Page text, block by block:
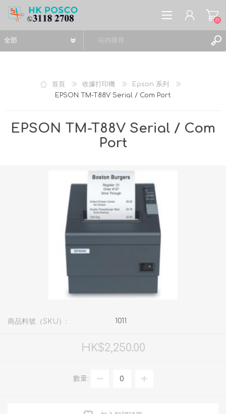
(0)
首頁 收據打印機
Epson 系列
EPSON TM-T88V Serial / Com Port
EPSON TM-T88V Serial / Com
Port
商品料號（SKU）: 1011
HK$2,250.00
數量: